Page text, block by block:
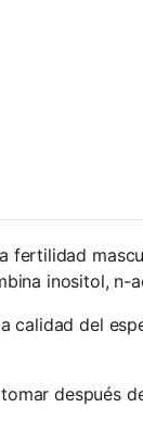
fertilidad
inositol, n-
calidad del
después